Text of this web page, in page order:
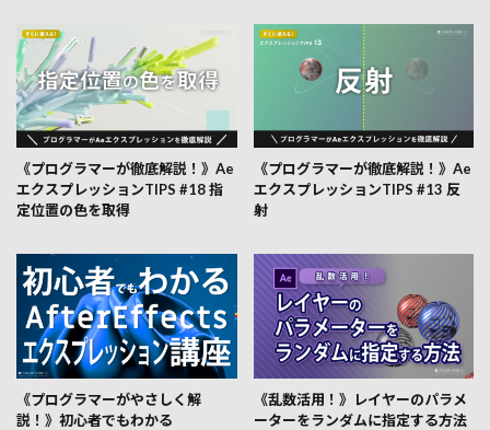
《プログラマーが徹底解説！》Ae
エクスプレッションTIPS #18 指
定位置の色を取得
《プログラマーが徹底解説！》Ae
エクスプレッションTIPS #13 反
射
《プログラマーがやさしく解
説！》初心者でもわかる
《乱数活用！》レイヤーのパラメ
ーターをランダムに指定する方法